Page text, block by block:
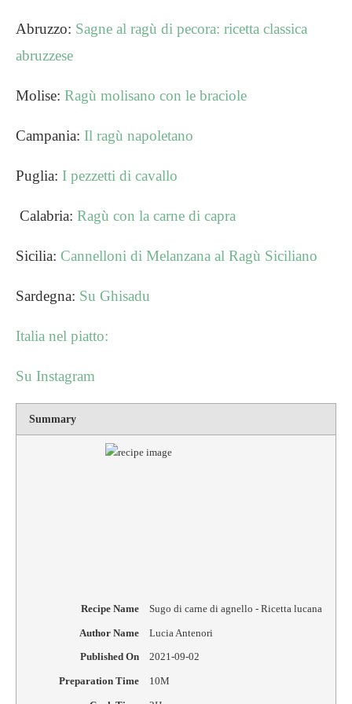
Abruzzo: Sagne al ragù di pecora: ricetta classica
abruzzese
Molise: Ragù molisano con le braciole
Campania: Il ragù napoletano
Puglia: I pezzetti di cavallo
Calabria: Ragù con la carne di capra
Sicilia: Cannelloni di Melanzana al Ragù Siciliano
Sardegna: Su Ghisadu
Italia nel piatto:
Su Instagram
Summary
Recipe Name Sugo di carne di agnello - Ricetta lucana
Author Name Lucia Antenori
Published On 2021-09-02
Preparation Time 10M